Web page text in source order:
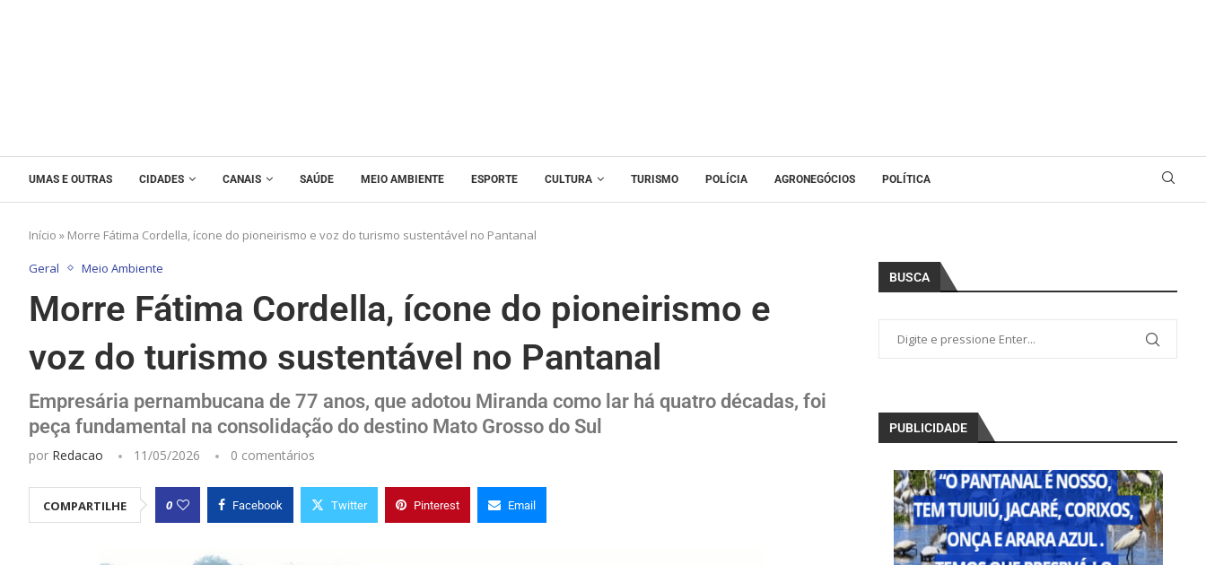
UMAS E OUTRAS CIDADES CANAIS SAÚDE MEIO AMBIENTE ESPORTE CULTURA TURISMO POLÍCIA AGRONEGÓCIOS POLÍTICA
Início » Morre Fátima Cordella, ícone do pioneirismo e voz do turismo sustentável no Pantanal
Geral Meio Ambiente
Morre Fátima Cordella, ícone do pioneirismo e
voz do turismo sustentável no Pantanal
Empresária pernambucana de 77 anos, que adotou Miranda como lar há quatro décadas, foi
peça fundamental na consolidação do destino Mato Grosso do Sul
por Redacao 11/05/2026 0 comentários
COMPARTILHE 0 Facebook Twitter Pinterest Email
BUSCA
PUBLICIDADE